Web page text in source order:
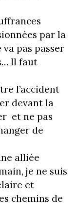
par la
pas passer
Il faut
l’accident
devant la
et ne pas
de
alliée
je ne suis
et
chemins de